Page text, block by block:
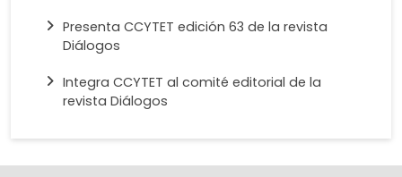
Presenta CCYTET edición 63 de la revista
Diálogos
Integra CCYTET al comité editorial de la
revista Diálogos